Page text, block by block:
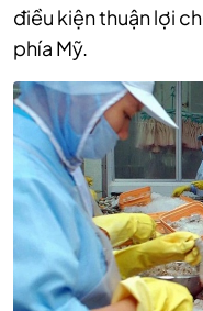
điều kiện thuận lợi
phía Mỹ.